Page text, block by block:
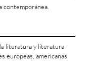
literatura y literatura
europeas, americanas